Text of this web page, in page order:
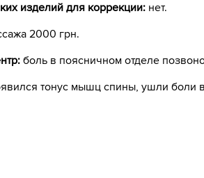
изделий для коррекции: нет.
2000 грн.
боль в поясничном отделе
тонус мышц спины, ушли боли